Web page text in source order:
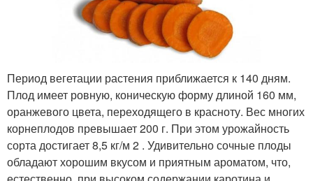
Период вегетации растения приближается к 140 дням.
Плод имеет ровную, коническую форму длиной 160 мм,
оранжевого цвета, переходящего в красноту. Вес многих
корнеплодов превышает 200 г. При этом урожайность
сорта достигает 8,5 кг/м 2 . Удивительно сочные плоды
обладают хорошим вкусом и приятным ароматом, что,